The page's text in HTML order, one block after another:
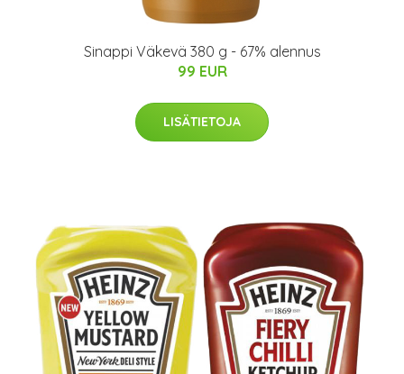
Sinappi Väkevä 380 g - 67% alennus
99 EUR
LISÄTIETOJA